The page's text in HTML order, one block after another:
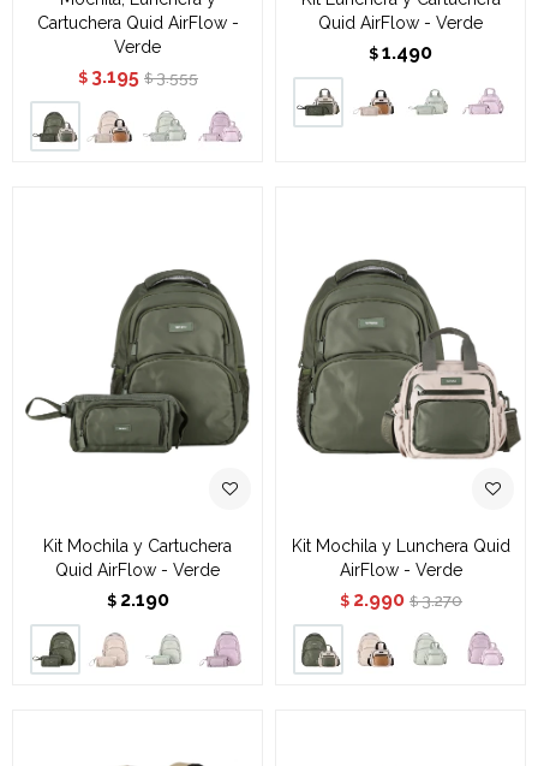
Cartuchera Quid AirFlow -
Verde
$ 3.195 $ 3.555
Quid AirFlow - Verde
$ 1.490
Kit Mochila y Cartuchera
Quid AirFlow - Verde
$ 2.190
Kit Mochila y Lunchera Quid
AirFlow - Verde
$ 2.990 $ 3.270